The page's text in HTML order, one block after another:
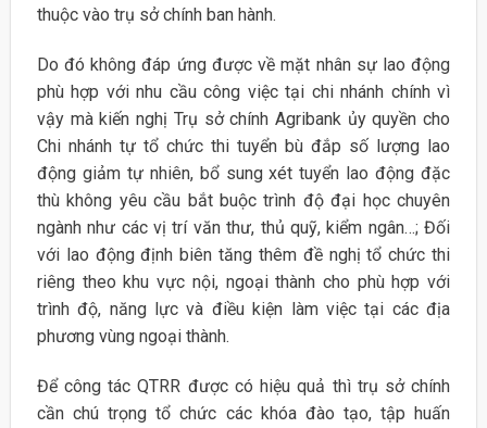
thuộc vào trụ sở chính ban hành.
Do đó không đáp ứng được về mặt nhân sự lao động
phù hợp với nhu cầu công việc tại chi nhánh chính vì
vậy mà kiến nghị Trụ sở chính Agribank ủy quyền cho
Chi nhánh tự tổ chức thi tuyển bù đắp số lượng lao
động giảm tự nhiên, bổ sung xét tuyển lao động đặc
thù không yêu cầu bắt buộc trình độ đại học chuyên
ngành như các vị trí văn thư, thủ quỹ, kiểm ngân…; Đối
với lao động định biên tăng thêm đề nghị tổ chức thi
riêng theo khu vực nội, ngoại thành cho phù hợp với
trình độ, năng lực và điều kiện làm việc tại các địa
phương vùng ngoại thành.
Để công tác QTRR được có hiệu quả thì trụ sở chính
cần chú trọng tổ chức các khóa đào tạo, tập huấn